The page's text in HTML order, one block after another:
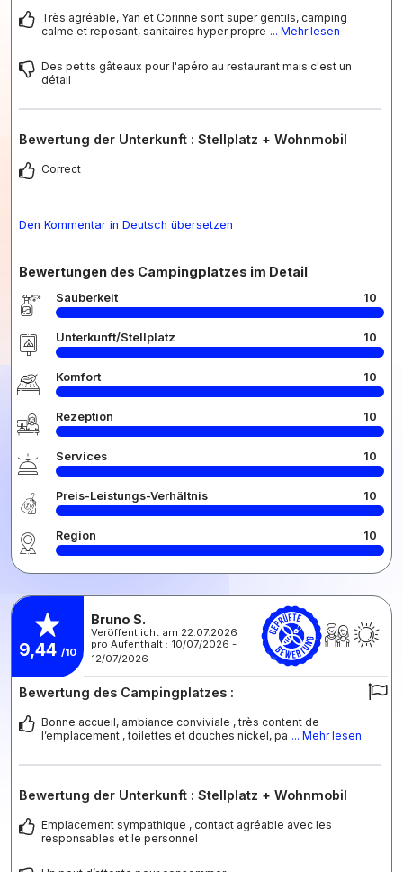
Très agréable, Yan et Corinne sont super gentils, camping
calme et reposant, sanitaires hyper propre ... Mehr lesen
Des petits gâteaux pour l'apéro au restaurant mais c'est un
détail
Bewertung der Unterkunft : Stellplatz + Wohnmobil
Correct
Den Kommentar in Deutsch übersetzen
Bewertungen des Campingplatzes im Detail
Sauberkeit 10
Unterkunft/Stellplatz 10
Komfort 10
Rezeption 10
Services 10
Preis-Leistungs-Verhältnis 10
Region 10
9,44 /10
Bruno S.
Veröffentlicht am 22.07.2026
pro Aufenthalt : 10/07/2026 -
12/07/2026
Bewertung des Campingplatzes :
Bonne accueil, ambiance conviviale , très content de
l’emplacement , toilettes et douches nickel, pa ... Mehr lesen
Bewertung der Unterkunft : Stellplatz + Wohnmobil
Emplacement sympathique , contact agréable avec les
responsables et le personnel